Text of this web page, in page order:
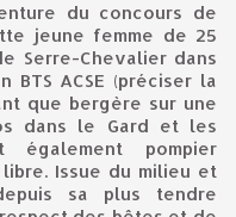
jeune femme de 25
Serre-Chevalier dans
ACSE (préciser la
que bergère sur une
dans le Gard et les
également pompier
Issue du milieu et
sa plus tendre